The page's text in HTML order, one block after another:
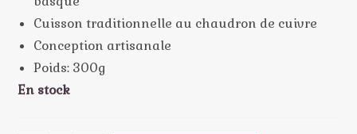
Cuisson traditionnelle au chaudron de cuivre
Conception artisanale
Poids: 300g
En stock